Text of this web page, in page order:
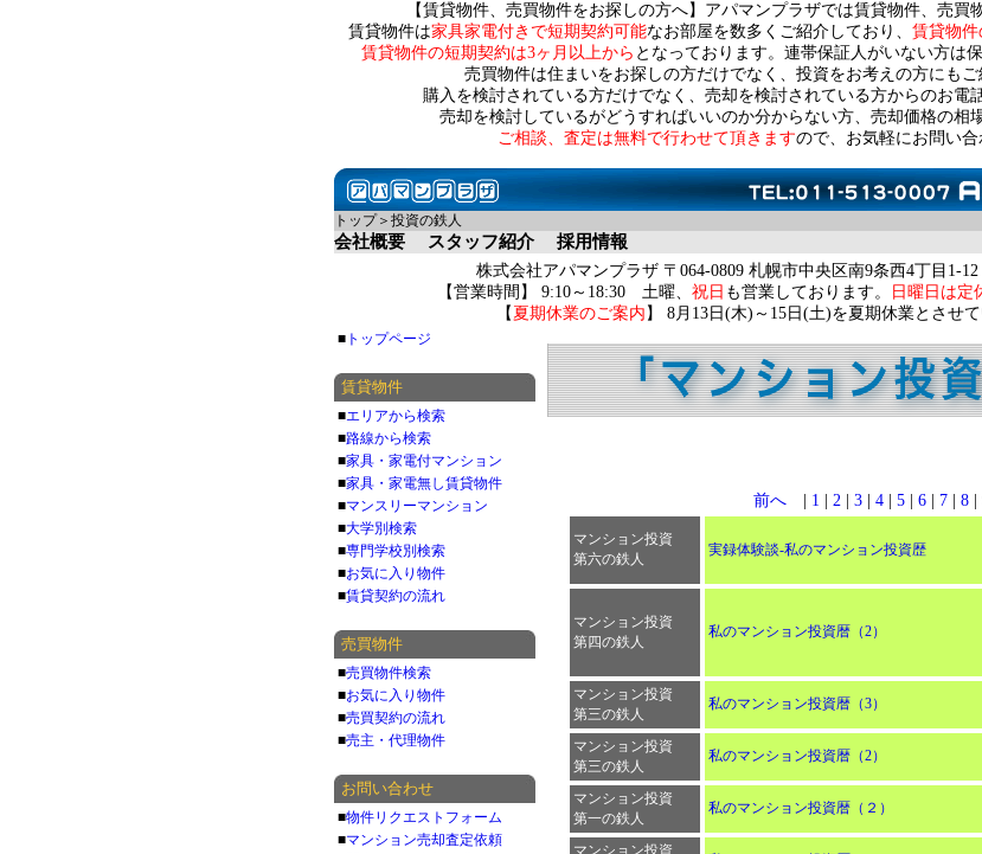
【賃貸物件、売買物件をお探しの方へ】アパマンプラザでは賃貸物件、売買
賃貸物件は家具家電付きで短期契約可能なお部屋を数多くご紹介しており、 賃貸物
賃貸物件の短期契約は3ヶ月以上から となっております。連帯保証人がいない方は
売買物件は住まいをお探しの方だけでなく、投資をお考えの方にもご
購入を検討されている方だけでなく、売却を検討されている方からのお電
売却を検討しているがどうすればいいのか分からない方、売却価格の相
ご相談、査定は無料で行わせて頂きますので、お気軽にお問い合
トップ＞投資の鉄人
会社概要 スタッフ紹介 採用情報
株式会社アパマンプラザ 〒064-0809 札幌市中央区南9条西4丁目1-12
【営業時間】 9:10～18:30 土曜、 祝日 も営業しております。 日曜日は定
【 夏期休業のご案内 】 8月13日(木)～15日(土)を夏期休業とさせて
前へ| 1 2| 3| 4| 5| 6| 7| 8|
マンション投資
第六の鉄人
実録体験談-私のマンション投資歴
マンション投資
第四の鉄人
私のマンション投資暦（2）
マンション投資
第三の鉄人
私のマンション投資暦（3）
マンション投資
第三の鉄人
私のマンション投資暦（2）
マンション投資
第一の鉄人
私のマンション投資暦（２）
マンション投資
■ トップページ
賃貸物件
■エリアから検索
■路線から検索
■家具・家電付マンション
■家具・家電無し賃貸物件
■マンスリーマンション
■大学別検索
■専門学校別検索
■お気に入り物件
■賃貸契約の流れ
売買物件
■売買物件検索
■お気に入り物件
■売買契約の流れ
■売主・代理物件
お問い合わせ
■物件リクエストフォーム
■マンション売却査定依頼